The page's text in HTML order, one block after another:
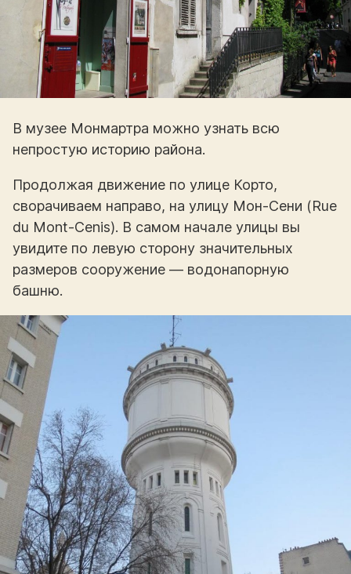
В музее Монмартра можно узнать всю
непростую историю района.
Продолжая движение по улице Корто,
сворачиваем направо, на улицу Мон-Сени (Rue
du Mont-Cenis). В самом начале улицы вы
увидите по левую сторону значительных
размеров сооружение — водонапорную
башню.